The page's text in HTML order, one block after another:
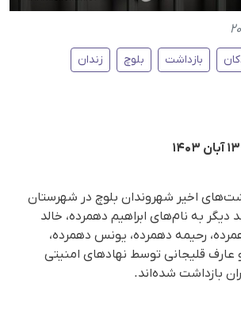
بازداشت بلوچ زندان
اخیر شهروندان بلوچ در شهرستان
به نام‌های ابراهیم دهمرده، خالد
رحیمه دهمرده، یونس دهمرده،
قلیجانی توسط نهادهای امنیتی
بازداشت شده‌اند.